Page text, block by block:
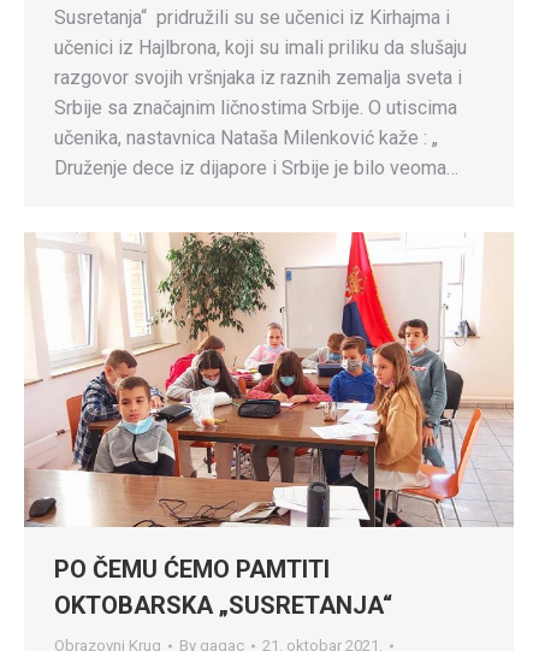
Susretanja“ pridružili su se učenici iz Kirhajma i
učenici iz Hajlbrona, koji su imali priliku da slušaju
razgovor svojih vršnjaka iz raznih zemalja sveta i
Srbije sa značajnim ličnostima Srbije. O utiscima
učenika, nastavnica Nataša Milenković kaže : „
Druženje dece iz dijapore i Srbije je bilo veoma…
PO ČEMU ĆEMO PAMTITI
OKTOBARSKA „SUSRETANJA“
Obrazovni Krug By gagac
21. oktobar 2021.